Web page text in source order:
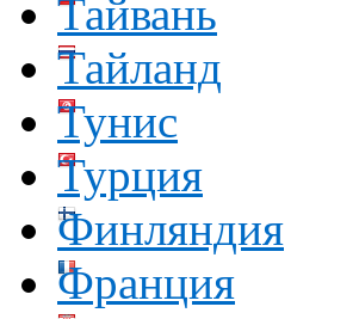
Тайвань
Тайланд
Тунис
Турция
Финляндия
Франция